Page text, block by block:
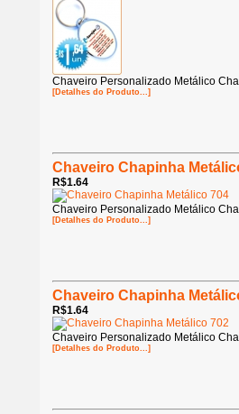
Chaveiro Personalizado Metálico
[Detalhes do Produto...]
Chaveiro Chapinha
R$1.64
Chaveiro Personalizado Metálico
[Detalhes do Produto...]
Chaveiro Chapinha
R$1.64
Chaveiro Personalizado Metálico
[Detalhes do Produto...]